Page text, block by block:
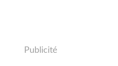
Publicité